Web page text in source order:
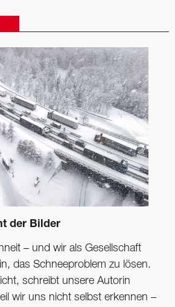
der Bilder
– und wir als Gesellschaft
das Schnee­problem zu lösen.
schreibt unsere Autorin
wir uns nicht selbst erkennen –